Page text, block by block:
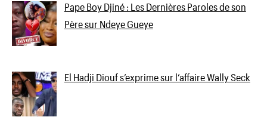
Pape Boy Djiné : Les Dernières Paroles de son
Père sur Ndeye Gueye
El Hadji Diouf s’exprime sur l’affaire Wally Seck